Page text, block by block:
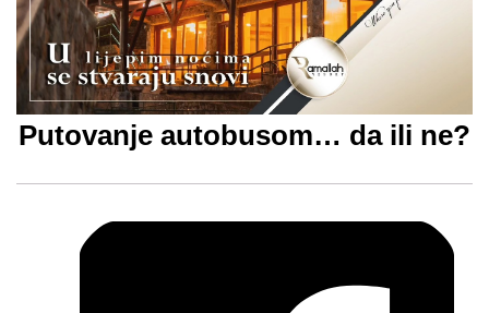
Putovanje autobusom… da ili ne?